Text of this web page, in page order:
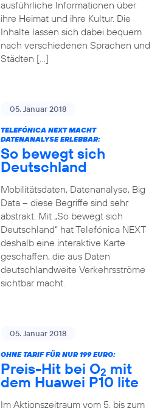
ausführliche Informationen über
ihre Heimat und ihre Kultur. Die
Inhalte lassen sich dabei bequem
nach verschiedenen Sprachen und
Städten […]
05. Januar 2018
TELEFÓNICA NEXT MACHT
DATENANALYSE ERLEBBAR:
So bewegt sich
Deutschland
Mobilitätsdaten, Datenanalyse, Big
Data – diese Begriffe sind sehr
abstrakt. Mit „So bewegt sich
Deutschland“ hat Telefónica NEXT
deshalb eine interaktive Karte
geschaffen, die aus Daten
deutschlandweite Verkehrsströme
sichtbar macht.
05. Januar 2018
OHNE TARIF FÜR NUR 199 EURO:
Preis-Hit bei O2 mit
dem Huawei P10 lite
Im Aktionszeitraum vom 5. bis zum